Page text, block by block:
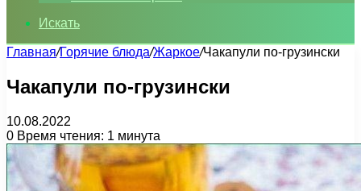
Искать
Главная/Горячие блюда/Жаркое/Чакапули по-грузински
Чакапули по-грузински
10.08.2022
0 Время чтения: 1 минута